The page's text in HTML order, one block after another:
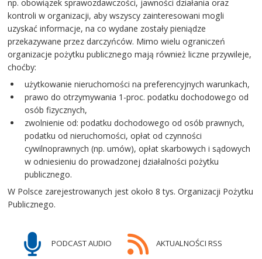
np. obowiązek sprawozdawczości, jawności działania oraz
kontroli w organizacji, aby wszyscy zainteresowani mogli
uzyskać informacje, na co wydane zostały pieniądze
przekazywane przez darczyńców. Mimo wielu ograniczeń
organizacje pożytku publicznego mają również liczne przywileje,
choćby:
użytkowanie nieruchomości na preferencyjnych warunkach,
prawo do otrzymywania 1-proc. podatku dochodowego od
osób fizycznych,
zwolnienie od: podatku dochodowego od osób prawnych,
podatku od nieruchomości, opłat od czynności
cywilnoprawnych (np. umów), opłat skarbowych i sądowych
w odniesieniu do prowadzonej działalności pożytku
publicznego.
W Polsce zarejestrowanych jest około 8 tys. Organizacji Pożytku
Publicznego.
PODCAST AUDIO AKTUALNOŚCI RSS